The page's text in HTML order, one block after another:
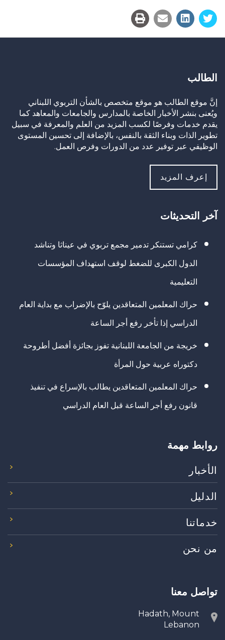
الطالب
إنَّ موقع الطالب هو موقع متخصص بالشأن التربوي اللبناني
ويُعنى بنشر الأخبار الخاصة بالمدارس والجامعات والمعاهد كما
يقدم خدمات وفرصًا لكسب المزيد من العلم والمعرفة في سبيل
تطوير الذات وبناء الثقة بالنفس، بالإضافة إلى تحسين المستوى
الوظيفي عبر توفير عدد من الدورات وفرص العمل.
إعرف المزيد
آخر التحديثات
كرامي تستنكر تدمير مجمع تربوي في عيناثا وتناشد
الدول الكبرى للضغط لوقف استهداف المؤسسات
التعليمية
حراك المعلمين المتعاقدين يلوّح بالإضراب مع بداية العام
الدراسي إذا تأخر رفع أجر الساعة
خريجة من الجامعة اللبنانية تفوز بجائزة أفضل أطروحة
دكتوراه عربية حول المرأة
حراك المعلمين المتعاقدين يطالب بالإسراع في تنفيذ
قانون رفع أجر الساعة قبل العام الدراسي
روابط مهمة
الأخبار
الدليل
خدماتنا
من نحن
تواصل معنا
Hadath, Mount
Lebanon